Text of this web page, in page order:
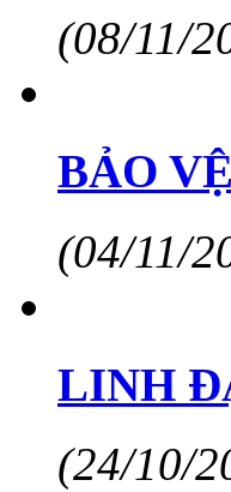
(08/11/
BẢO
(04/11/
LINH
(24/10/